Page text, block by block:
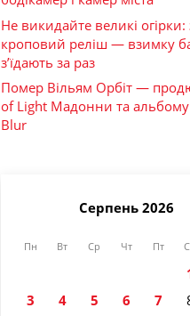
Не викидайте великі огірки:
кроповий реліш — взимку
з’їдають за раз
Помер Вільям Орбіт —
of Light Мадонни та альбому
Blur
Серпень 2026
Пн Вт Ср Чт Пт
3
4 5 6 7